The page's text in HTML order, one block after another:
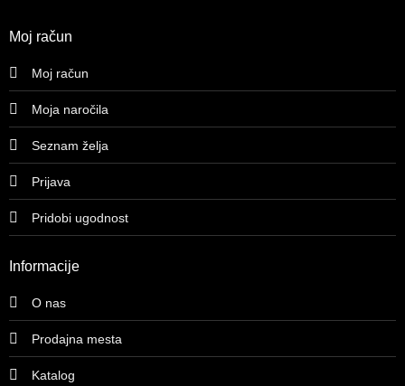
Moj račun
Moj račun
Moja naročila
Seznam želja
Prijava
Pridobi ugodnost
Informacije
O nas
Prodajna mesta
Katalog